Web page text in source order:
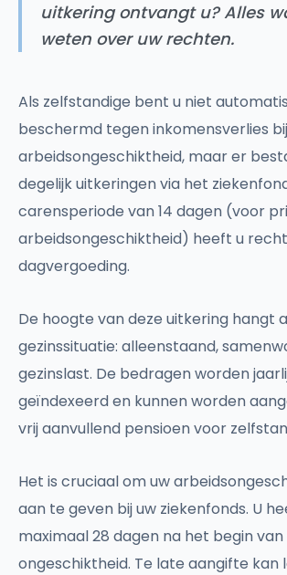
uitkering ontvangt u? Alles
weten over uw rechten.
Als zelfstandige bent u niet
beschermd tegen inkomensverlies bij
arbeidsongeschiktheid, maar er
degelijk uitkeringen via het
carensperiode van 14 dagen (voor
arbeidsongeschiktheid) heeft u
dagvergoeding.
De hoogte van deze uitkering hangt
gezinssituatie: alleenstaand,
gezinslast. De bedragen worden
geïndexeerd en kunnen worden
vrij aanvullend pensioen voor
Het is cruciaal om uw
aan te geven bij uw ziekenfonds. U
maximaal 28 dagen na het begin van
ongeschiktheid. Te late aangifte kan